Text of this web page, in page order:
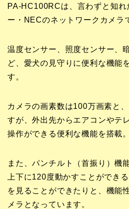
PA-HC100RCは、言わずと知れ
ー・NECのネットワークカメラ
温度センサー、照度センサー、
ど、愛犬の見守りに便利な機能
す。
カメラの画素数は100万画素と
すが、外出先からエアコンやテ
操作ができる便利な機能を搭載。
また、パンチルト（首振り）機
上下に120度動かすことができ
を見ることができたりと、機能
メラとなっています。